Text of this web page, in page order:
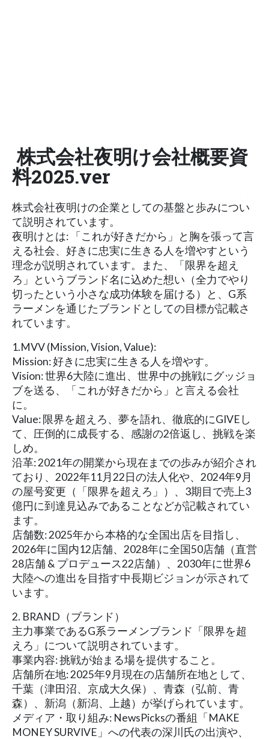
株式会社夜明け会社概要資
料2025.ver
株式会社夜明けの企業としての基盤と歩みについ
て説明されています。
夜明けとは: 「これが好きだから」と胸を張って言
える社会、好きに忠実に生きる人を増やすという
理念が説明されています。また、「限界を超え
ろ」というブランド名に込めた想い（全力でやり
切ったという小さな成功体験を届ける）と、G系
ラーメンを通じたブランドとしての目標が記載さ
れています。
1.MVV (Mission, Vision, Value):
Mission: 好きに忠実に生きる人を増やす。
Vision: 世界6大陸に進出、世界中の挑戦にグッジョ
ブを送る、「これが好きだから」と言える会社
に。
Value: 限界を超えろ、夢を語れ、徹底的にGIVEし
て、圧倒的に成長する、感謝の2倍返し、挑戦を楽
しめ。
沿革: 2021年の開業から現在までの歩みが紹介され
ており、2022年11月22日の法人化や、2024年9月
の屋号変更（「限界を超えろ」）、3期目で売上3
億円に到達見込みであることなどが記載されてい
ます。
店舗数: 2025年から本格的な全国出店を目指し、
2026年に国内12店舗、2028年に全国50店舗（直営
28店舗 & プロデュース22店舗）、2030年に世界6
大陸への進出を目指す中長期ビジョンが示されて
います。
2. BRAND（ブランド）
主力事業であるG系ラーメンブランド「限界を超
えろ」について説明されています。
事業内容: 挑戦が始まる場を提供すること。
店舗所在地: 2025年9月現在の店舗所在地として、
千葉（津田沼、京成大久保）、青森（弘前、青
森）、新潟（新潟、上越）が挙げられています。
メディア・取り組み: NewsPicksの番組「MAKE
MONEY SURVIVE」への代表の深川氏の出演や、